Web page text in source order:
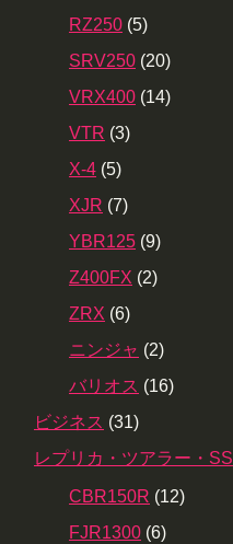
RZ250 (5)
SRV250 (20)
VRX400 (14)
VTR (3)
X-4 (5)
XJR (7)
YBR125 (9)
Z400FX (2)
ZRX (6)
ニンジャ (2)
バリオス (16)
ビジネス (31)
レプリカ・ツアラー・SS
CBR150R (12)
FJR1300 (6)